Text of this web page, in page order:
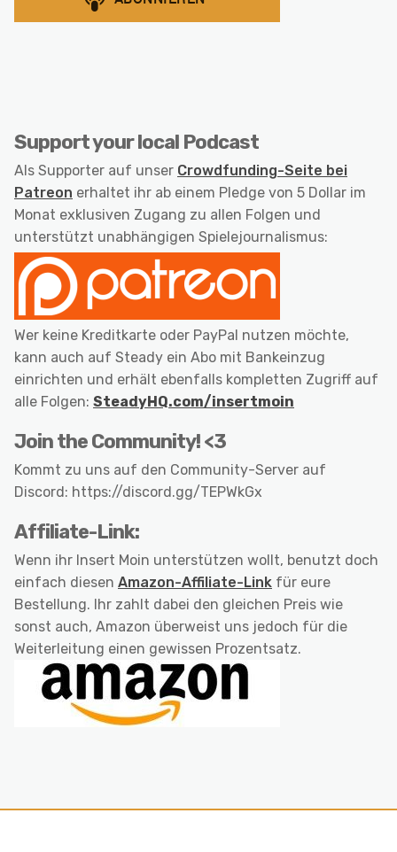
Support your local Podcast
Als Supporter auf unser Crowdfunding-Seite bei
Patreon erhaltet ihr ab einem Pledge von 5 Dollar im
Monat exklusiven Zugang zu allen Folgen und
unterstützt unabhängigen Spielejournalismus:
Wer keine Kreditkarte oder PayPal nutzen möchte,
kann auch auf Steady ein Abo mit Bankeinzug
einrichten und erhält ebenfalls kompletten Zugriff auf
alle Folgen: SteadyHQ.com/insertmoin
Join the Community! <3
Kommt zu uns auf den Community-Server auf
Discord: https://discord.gg/TEPWkGx
Affiliate-Link:
Wenn ihr Insert Moin unterstützen wollt, benutzt doch
einfach diesen Amazon-Affiliate-Link für eure
Bestellung. Ihr zahlt dabei den gleichen Preis wie
sonst auch, Amazon überweist uns jedoch für die
Weiterleitung einen gewissen Prozentsatz.